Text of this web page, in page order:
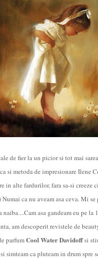
de fier la un picior si tot mai
si metoda de impresionare Ilene
in alte fardurilor, fara sa-si
ca nu aveam asa ceva. Mi se
asa gandeam eu pe la
am descoperit revistele de
parfumCool Water Davidoffsi
simteam ca pluteam in drum